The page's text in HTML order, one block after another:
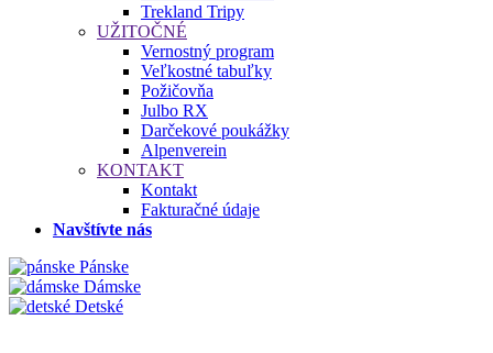
Trekland Tripy
UŽITOČNÉ
Vernostný program
Veľkostné tabuľky
Požičovňa
Julbo RX
Darčekové poukážky
Alpenverein
KONTAKT
Kontakt
Fakturačné údaje
Navštívte nás
Pánske
Dámske
Detské